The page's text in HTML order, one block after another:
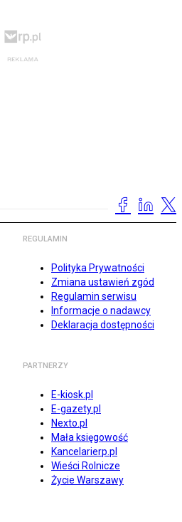
REGULAMIN
Polityka Prywatności
Zmiana ustawień zgód
Regulamin serwisu
Informacje o nadawcy
Deklaracja dostępności
PARTNERZY
E-kiosk.pl
E-gazety.pl
Nexto.pl
Mała księgowość
Kancelarierp.pl
Wieści Rolnicze
Życie Warszawy